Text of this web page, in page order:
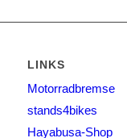
LINKS
Motorradbremse
stands4bikes
Hayabusa-Shop